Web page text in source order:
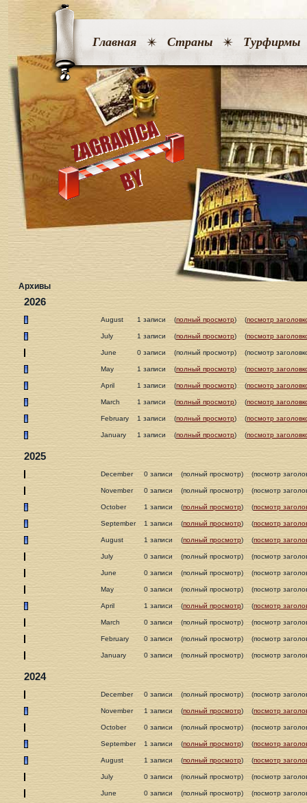
Главная Страны Турфирмы
Архивы
2026
August 1 записи (полный просмотр) (посмотр
July 1 записи (полный просмотр) (посмотр
June 0 записи (полный просмотр) (посмотр
May 1 записи (полный просмотр) (посмотр
April 1 записи (полный просмотр) (посмотр
March 1 записи (полный просмотр) (посмотр
February 1 записи (полный просмотр) (посмотр
January 1 записи (полный просмотр) (посмотр
2025
December 0 записи (полный просмотр) (посмотр
November 0 записи (полный просмотр) (посмотр
October 1 записи (полный просмотр) (посмотр
September 1 записи (полный просмотр) (посмотр
August 1 записи (полный просмотр) (посмотр
July 0 записи (полный просмотр) (посмотр
June 0 записи (полный просмотр) (посмотр
May 0 записи (полный просмотр) (посмотр
April 1 записи (полный просмотр) (посмотр
March 0 записи (полный просмотр) (посмотр
February 0 записи (полный просмотр) (посмотр
January 0 записи (полный просмотр) (посмотр
2024
December 0 записи (полный просмотр) (посмотр
November 1 записи (полный просмотр) (посмотр
October 0 записи (полный просмотр) (посмотр
September 1 записи (полный просмотр) (посмотр
August 1 записи (полный просмотр) (посмотр
July 0 записи (полный просмотр) (посмотр
June 0 записи (полный просмотр) (посмотр